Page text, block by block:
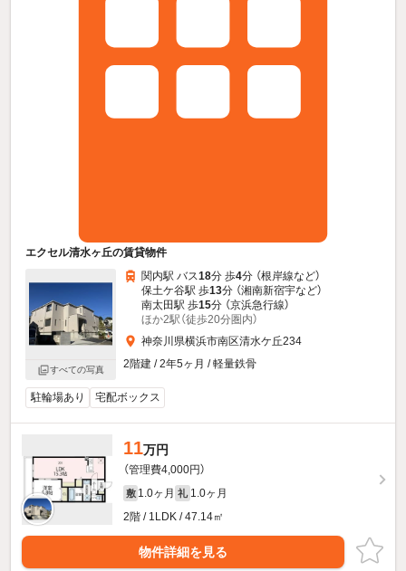
エクセル清水ヶ丘の賃貸物件
すべての写真
関内駅 バス18分 歩4分 （根岸線など）
保土ケ谷駅 歩13分 （湘南新宿宇など）
南太田駅 歩15分 （京浜急行線）
ほか2駅（徒歩20分圏内）
神奈川県横浜市南区清水ケ丘234
2階建 / 2年5ヶ月 / 軽量鉄骨
駐輪場あり 宅配ボックス
11万円
（管理費4,000円）
敷 1.0ヶ月 礼 1.0ヶ月
2階 / 1LDK / 47.14㎡
物件詳細を見る